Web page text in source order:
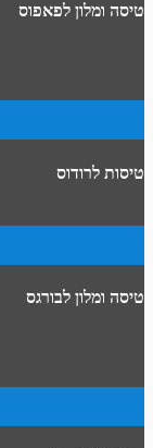
טיסה ומלון לפאפוס
טיסות לרודוס
טיסה ומלון לבורגס